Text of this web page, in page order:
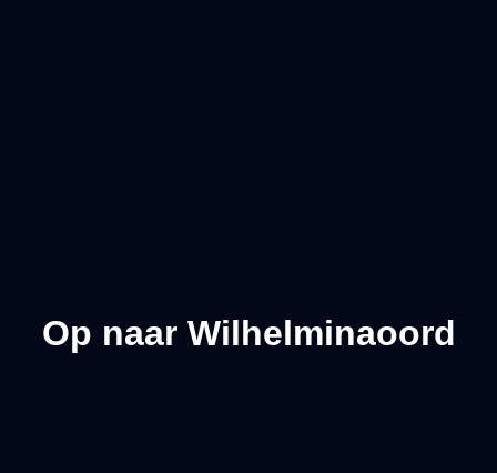
Op naar Wilhelminaoord